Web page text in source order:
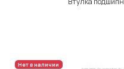
Нет в наличии